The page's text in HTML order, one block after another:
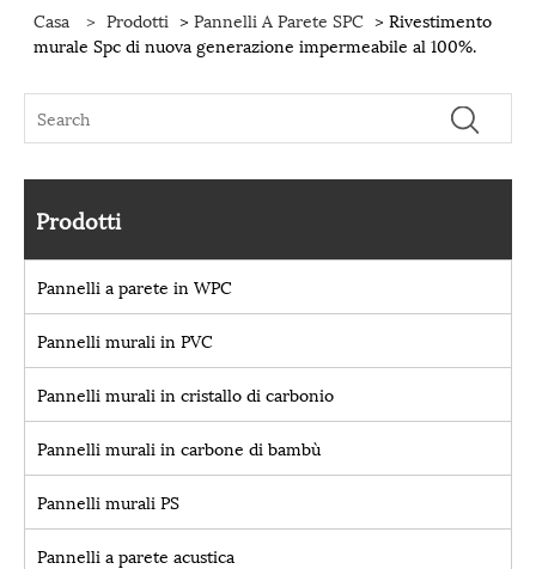
Casa > Prodotti >Pannelli A Parete SPC > Rivestimento
murale Spc di nuova generazione impermeabile al 100%.
Prodotti
Pannelli a parete in WPC
Pannelli murali in PVC
Pannelli murali in cristallo di carbonio
Pannelli murali in carbone di bambù
Pannelli murali PS
Pannelli a parete acustica